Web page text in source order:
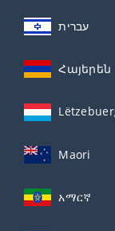
עברית
Հայերեն
Maori
አማርኛ